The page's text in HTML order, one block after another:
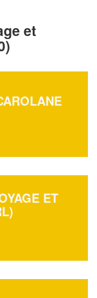
et
ET